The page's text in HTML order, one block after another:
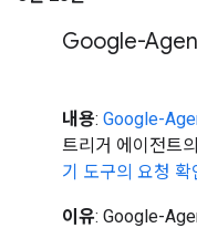
Google-
내용: Google-
트리거 에이전트
기 도구의 요청 확
이유: Google-